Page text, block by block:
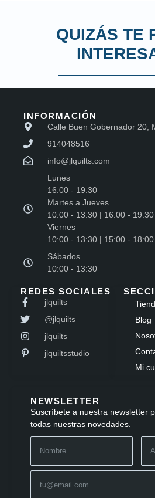
QUIZÁS TE
INFORMACIÓN
Calle Buen Gobernador 20,
914048516
info@jlquilts.com
Lunes
16:00 - 19:30
Martes a Jueves
10:00 - 13:30 | 16:00 - 19:30
Viernes
10:00 - 13:30 | 15:00 - 18:00
Sábados
10:00 - 13:30
REDES SOCIALES
jlquilts
@jlquilts
jlquilts
jlquiltsstudio
Blog
Mi
NEWSLETTER
Suscríbete a nuestra newsletter
todas nuestras novedades.